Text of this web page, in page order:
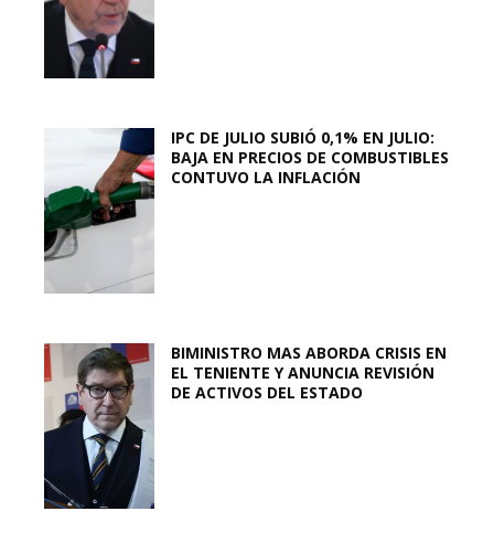
IPC DE JULIO SUBIÓ 0,1% EN JULIO:
BAJA EN PRECIOS DE COMBUSTIBLES
CONTUVO LA INFLACIÓN
BIMINISTRO MAS ABORDA CRISIS EN
EL TENIENTE Y ANUNCIA REVISIÓN
DE ACTIVOS DEL ESTADO